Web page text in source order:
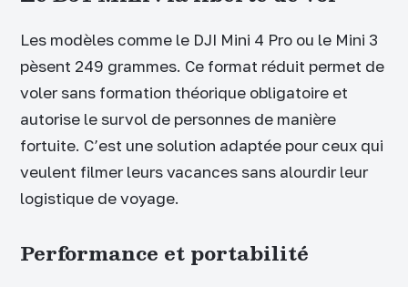
Les modèles comme le DJI Mini 4 Pro ou le Mini 3
pèsent 249 grammes. Ce format réduit permet de
voler sans formation théorique obligatoire et
autorise le survol de personnes de manière
fortuite. C’est une solution adaptée pour ceux qui
veulent filmer leurs vacances sans alourdir leur
logistique de voyage.
Performance et portabilité